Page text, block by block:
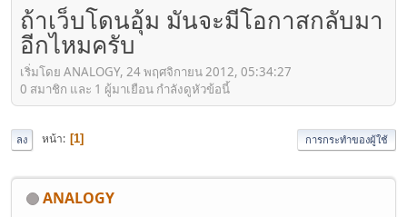
ถ้าเว็บโดนอุ้ม มันจะมีโอกาสกลับมา
อีกไหมครับ
เริ่มโดย ANALOGY, 24 พฤศจิกายน 2012, 05:34:27
0 สมาชิก และ 1 ผู้มาเยือน กำลังดูหัวข้อนี้
ลง หน้า 1 การกระทำของผู้ใช้
ANALOGY